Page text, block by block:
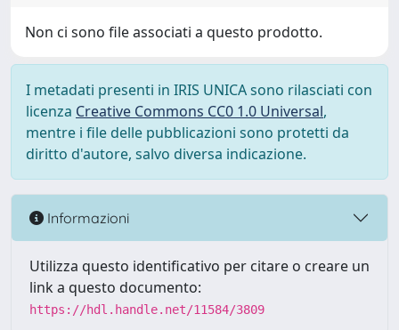
Non ci sono file associati a questo prodotto.
I metadati presenti in IRIS UNICA sono rilasciati con
licenza Creative Commons CC0 1.0 Universal,
mentre i file delle pubblicazioni sono protetti da
diritto d'autore, salvo diversa indicazione.
Informazioni
Utilizza questo identificativo per citare o creare un
link a questo documento:
https://hdl.handle.net/11584/3809